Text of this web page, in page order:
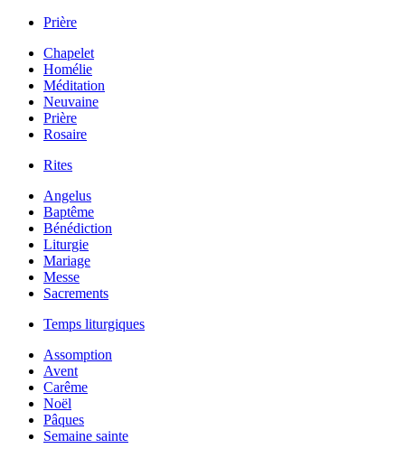
Prière
Chapelet
Homélie
Méditation
Neuvaine
Prière
Rosaire
Rites
Angelus
Baptême
Bénédiction
Liturgie
Mariage
Messe
Sacrements
Temps liturgiques
Assomption
Avent
Carême
Noël
Pâques
Semaine sainte